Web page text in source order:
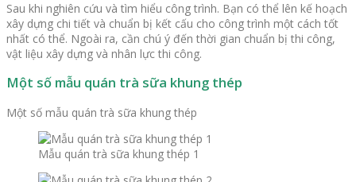
Sau khi nghiên cứu và tìm hiểu công trình. Bạn có thể lên kế hoạch
xây dựng chi tiết và chuẩn bị kết cấu cho công trình một cách tốt
nhất có thể. Ngoài ra, cần chú ý đến thời gian chuẩn bị thi công,
vật liệu xây dựng và nhân lực thi công.
Một số mẫu quán trà sữa khung thép
Một số mẫu quán trà sữa khung thép
Mẫu quán trà sữa khung thép 1